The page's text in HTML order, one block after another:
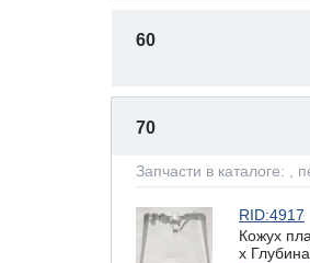
60
70
Запчасти в каталоге: ,
RID:4917
Кожух
х